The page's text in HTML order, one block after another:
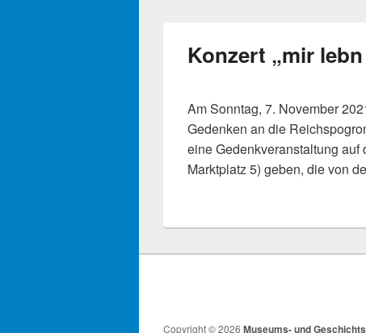
Konzert „mir
Am Sonntag, 7. November
Gedenken an die
eine Gedenkveranstaltung auf
Marktplatz 5) geben, die von
Copyright © 2026 Museums- und